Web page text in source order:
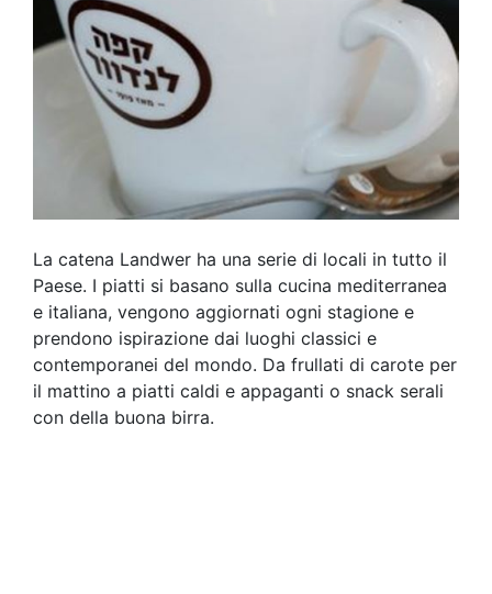
La catena Landwer ha una serie di locali in tutto il
Paese. I piatti si basano sulla cucina mediterranea
e italiana, vengono aggiornati ogni stagione e
prendono ispirazione dai luoghi classici e
contemporanei del mondo. Da frullati di carote per
il mattino a piatti caldi e appaganti o snack serali
con della buona birra.